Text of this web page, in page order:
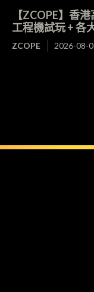
【ZCOPE】香
工程機試玩 + 各
ZCOPE 2026-08-